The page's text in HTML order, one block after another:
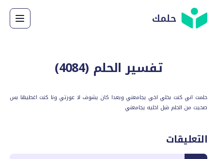
حلمك
تفسير الحلم (4084
)
حلمت اني كنت بخلي اخي يجامعني وبعدا كان يشوف لا عورتي ونا كنت اغطيها بس
صحيت من الحلم قبل اخليه يجامعني
التعليقات